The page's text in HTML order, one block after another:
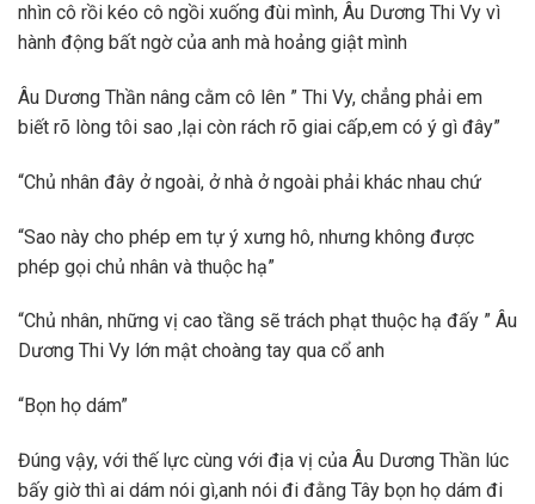
nhìn cô rồi kéo cô ngồi xuống đùi mình, Âu Dương Thi Vy vì
hành động bất ngờ của anh mà hoảng giật mình
Âu Dương Thần nâng cằm cô lên ” Thi Vy, chẳng phải em
biết rõ lòng tôi sao ,lại còn rách rõ giai cấp,em có ý gì đây”
“Chủ nhân đây ở ngoài, ở nhà ở ngoài phải khác nhau chứ
“Sao này cho phép em tự ý xưng hô, nhưng không được
phép gọi chủ nhân và thuộc hạ”
“Chủ nhân, những vị cao tầng sẽ trách phạt thuộc hạ đấy ” Âu
Dương Thi Vy lớn mật choàng tay qua cổ anh
“Bọn họ dám”
Đúng vậy, với thế lực cùng với địa vị của Âu Dương Thần lúc
bấy giờ thì ai dám nói gì,anh nói đi đằng Tây bọn họ dám đi